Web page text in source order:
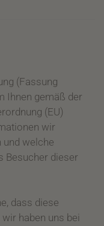
(Fassung
Ihnen gemäß der
(EU)
wir
und welche
Besucher dieser
dass diese
haben uns bei